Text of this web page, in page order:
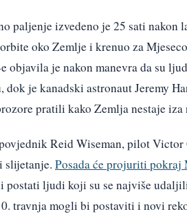
paljenje izvedeno je 25 sati nakon
oko Zemlje i krenuo za
objavila je nakon manevra da su
je kanadski astronaut Jeremy
pratili kako Zemlja nestaje iza
Reid Wiseman, pilot
slijetanje. Posada će projuriti pokraj
postati ljudi koji su se najviše
travnja mogli bi postaviti i novi